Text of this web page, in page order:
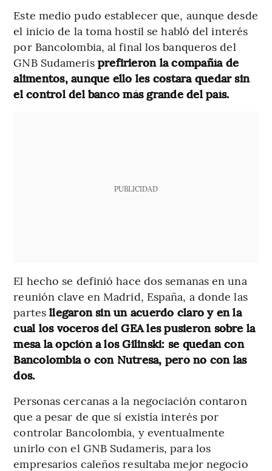
Este medio pudo establecer que, aunque desde
el inicio de la toma hostil se habló del interés
por Bancolombia, al final los banqueros del
GNB Sudameris prefirieron la compañía de
alimentos, aunque ello les costara quedar sin
el control del banco más grande del país.
PUBLICIDAD
El hecho se definió hace dos semanas en una
reunión clave en Madrid, España, a donde las
partesllegaron sin un acuerdo claro y en la
cual los voceros del GEA les pusieron sobre la
mesa la opción a los Gilinski: se quedan con
Bancolombia o con Nutresa, pero no con las
dos.
Personas cercanas a la negociación contaron
que a pesar de que sí existía interés por
controlar Bancolombia, y eventualmente
unirlo con el GNB Sudameris, para los
empresarios caleños resultaba mejor negocio